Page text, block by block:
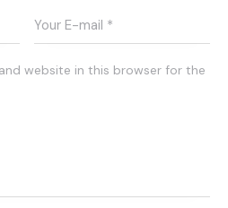
website in this browser for the